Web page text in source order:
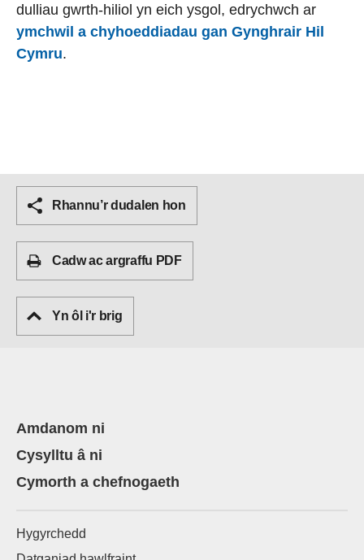
dulliau gwrth-hiliol yn eich ysgol, edrychwch ar
ymchwil a chyhoeddiadau gan Gynghrair Hil
Cymru.
Rhannu’r dudalen hon
Cadw ac argraffu PDF
Yn ôl i'r brig
Amdanom ni
Cysylltu â ni
Cymorth a chefnogaeth
Hygyrchedd